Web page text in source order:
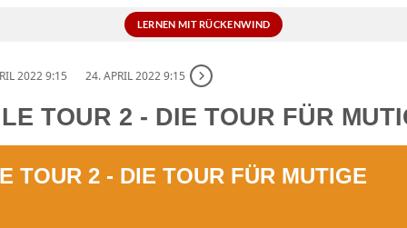
LERNEN MIT RÜCKENWIND
2022 9:15 24. APRIL 2022 9:15
TOUR 2 - DIE TOUR FÜR
TOUR 2 - DIE TOUR FÜR MUTIGE